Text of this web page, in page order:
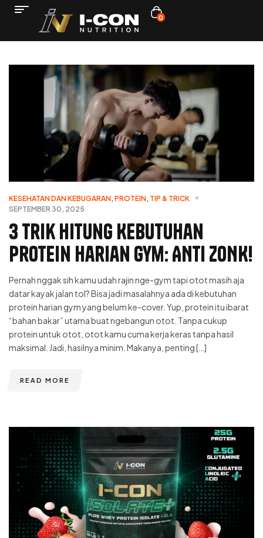
0
KESEHATAN DAN KEBUGARAN, PROTEIN, TIP & TRICK
SEPTEMBER 30, 2025
3 Trik Hitung Kebutuhan
Protein Harian Gym: ANTI ZONK!
Pernah nggak sih kamu udah rajin nge-gym tapi otot masih aja
datar kayak jalan tol? Bisa jadi masalahnya ada di kebutuhan
protein harian gym yang belum ke-cover. Yup, protein itu ibarat
“bahan bakar” utama buat ngebangun otot. Tanpa cukup
protein untuk otot, otot kamu cuma kerja keras tanpa hasil
maksimal. Jadi, hasilnya minim. Makanya, penting […]
READ MORE